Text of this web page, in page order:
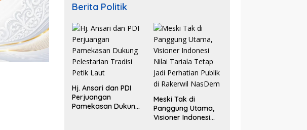
Berita Politik
Hj. Ansari dan PDI
Perjuangan
Pamekasan Dukung
Meski Tak di
Panggung Utama,
Visioner Indonesi